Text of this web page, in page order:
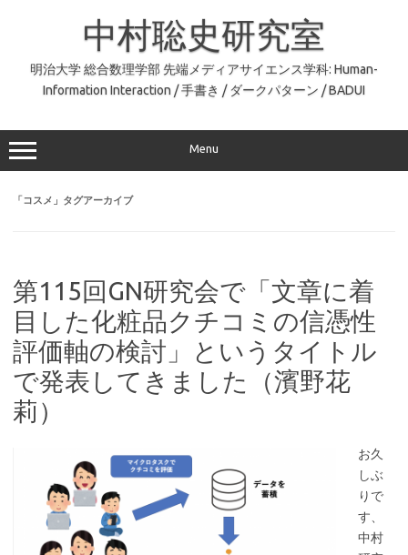
中村聡史研究室
明治大学 総合数理学部 先端メディアサイエンス学科: Human-
Information Interaction / 手書き / ダークパターン / BADUI
Menu
「コスメ 」タグアーカイブ
第115回GN研究会で「文章に着
目した化粧品クチコミの信憑性
評価軸の検討」というタイトル
で発表してきました（濱野花
莉）
お久
しぶ
りで
す、
中村